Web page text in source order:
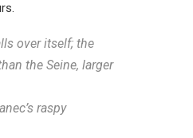
over itself; the
the Seine, larger
raspy